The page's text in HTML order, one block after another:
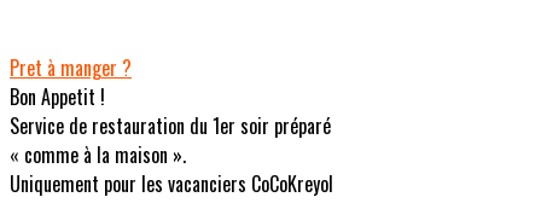
Pret à manger ?
Bon Appetit !
Service de restauration du 1er soir préparé
« comme à la maison ».
Uniquement pour les vacanciers CoCoKreyol